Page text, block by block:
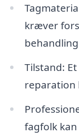
kræver
Tilstand:
reparation
fagfolk